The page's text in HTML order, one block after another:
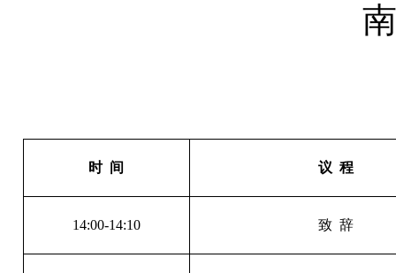
时 间 议 程
14:00-14:10 致 辞